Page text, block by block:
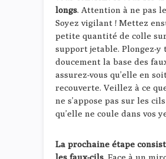
longs. Attention à ne pas
Soyez vigilant ! Mettez
petite quantité de colle
support jetable. Plongez-y
doucement la base des
assurez-vous qu’elle en
recouverte. Veillez à ce
ne s’appose pas sur les
qu’elle ne coule dans vos
La prochaine étape
les faux-cils . Face à un